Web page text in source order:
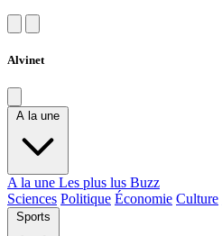
Alvinet
A la une
A la une Les plus lus Buzz
Sciences Politique Économie Culture
Sports